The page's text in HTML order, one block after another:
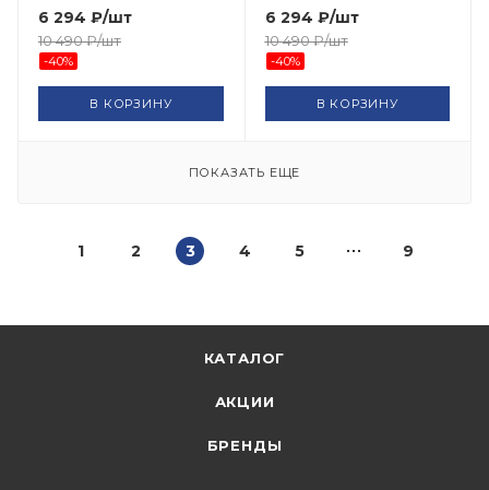
6 294 ₽/шт
10 490₽/шт
-40%
В КОРЗИНУ
6 294 ₽/шт
10 490₽/шт
-40%
В КОРЗИНУ
ПОКАЗАТЬ ЕЩЕ
1 2 3 4 5 9
КАТАЛОГ
АКЦИИ
БРЕНДЫ